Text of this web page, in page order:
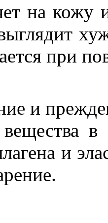
на кожу
при
и
вещества
и